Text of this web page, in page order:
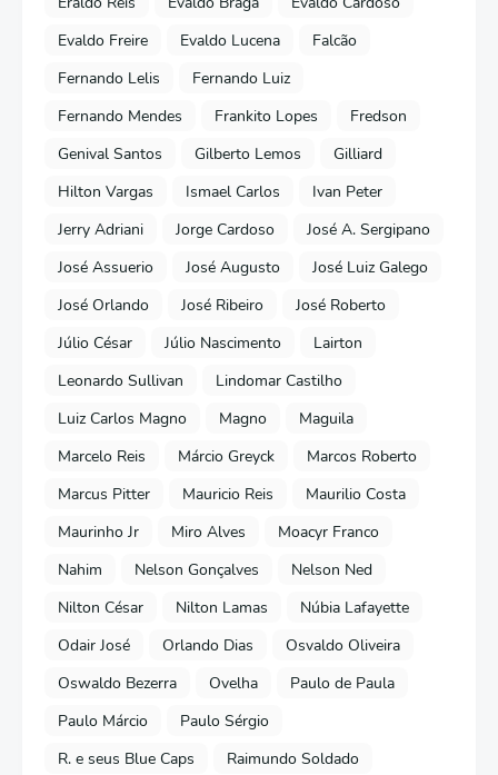
Evaldo Freire
Evaldo Lucena
Falcão
Fernando Lelis
Fernando Luiz
Fernando Mendes
Frankito Lopes
Fredson
Genival Santos
Gilberto Lemos
Gilliard
Hilton Vargas
Ismael Carlos
Ivan Peter
Jerry Adriani
Jorge Cardoso
José A. Sergipano
José Assuerio
José Augusto
José Luiz Galego
José Orlando
José Ribeiro
José Roberto
Júlio César
Júlio Nascimento
Lairton
Leonardo Sullivan
Lindomar Castilho
Luiz Carlos Magno
Magno
Maguila
Marcelo Reis
Márcio Greyck
Marcos Roberto
Marcus Pitter
Mauricio Reis
Maurilio Costa
Maurinho Jr
Miro Alves
Moacyr Franco
Nahim
Nelson Gonçalves
Nelson Ned
Nilton César
Nilton Lamas
Núbia Lafayette
Odair José
Orlando Dias
Osvaldo Oliveira
Oswaldo Bezerra
Ovelha
Paulo de Paula
Paulo Márcio
Paulo Sérgio
R. e seus Blue Caps
Raimundo Soldado